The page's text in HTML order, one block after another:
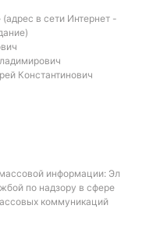
забьют менее
турнира.
в сети Интернет -
Константинович
информации: Эл
по надзору в сфере
коммуникаций